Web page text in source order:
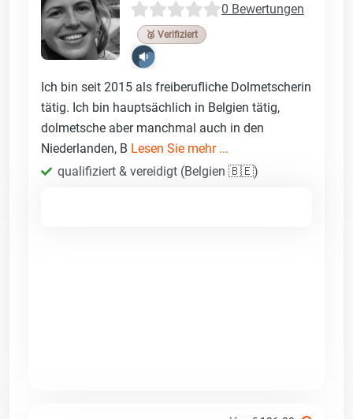
0 Bewertungen
🥉 Verifiziert
Ich bin seit 2015 als freiberufliche Dolmetscherin
tätig. Ich bin hauptsächlich in Belgien tätig,
dolmetsche aber manchmal auch in den
Niederlanden, B Lesen Sie mehr ...
qualifiziert & vereidigt (Belgien 🇧🇪)